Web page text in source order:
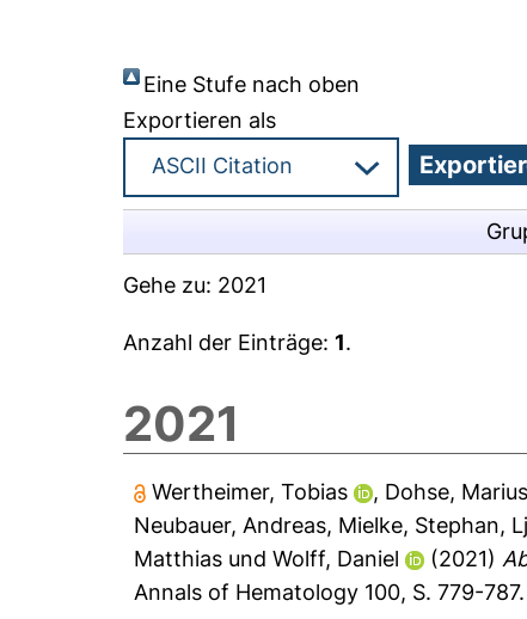
Eine Stufe nach oben
Exportieren als
Gehe zu: 2021
Anzahl der Einträge:1.
2021
Wertheimer, Tobias , Dohse, Marius
Neubauer, Andreas, Mielke, Stephan,
Matthias undWolff, Daniel (2021)
Annals of Hematology 100, S. 779-787.